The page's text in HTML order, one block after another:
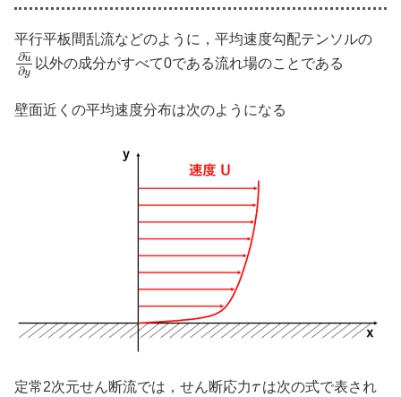
平行平板間乱流などのように，平均速度勾配テンソルの
∂u
¯¯
¯
∂y
以外の成分がすべて0である流れ場のことである
壁面近くの平均速度分布は次のようになる
定常2次元せん断流では，せん断応力τ は次の式で表され